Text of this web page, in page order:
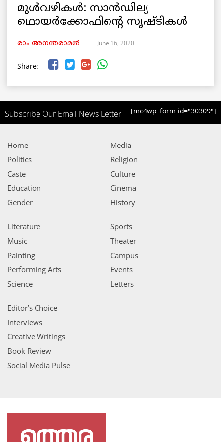
മുള്‍വഴികള്‍: സാന്‍ഡില്യ
ഥൊയര്‍ക്കോഫിന്റെ സൃഷ്ടികള്‍
രാം അനന്തരാമൻ June 16, 2020
Share:
Subscribe Our Email News Letter [mc4wp_form id="30309"]
Home
Politics
Caste
Education
Gender
Media
Religion
Culture
Cinema
History
Literature
Music
Painting
Performing Arts
Science
Sports
Theater
Campus
Events
Letters
Editor’s Choice
Interviews
Creative Writings
Book Review
Social Media Pulse